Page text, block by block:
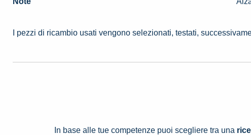
I pezzi di ricambio usati vengono selezionati, testati,
In base alle tue competenze puoi scegliere tra una